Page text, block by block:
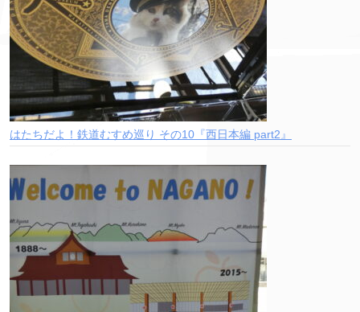
はたちだよ！鉄道むすめ巡り その10『西日本編 part2』